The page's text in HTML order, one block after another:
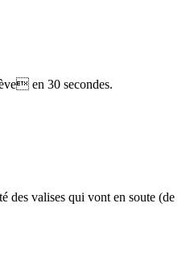
en 30 secondes.
des valises qui vont en soute (de